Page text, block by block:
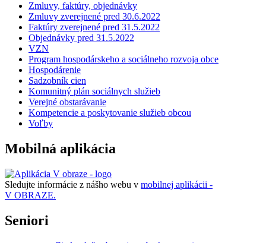
Zmluvy, faktúry, objednávky
Zmluvy zverejnené pred 30.6.2022
Faktúry zverejnené pred 31.5.2022
Objednávky pred 31.5.2022
VZN
Program hospodárskeho a sociálneho rozvoja obce
Hospodárenie
Sadzobník cien
Komunitný plán sociálnych služieb
Verejné obstarávanie
Kompetencie a poskytovanie služieb obcou
Voľby
Mobilná aplikácia
Sledujte informácie z nášho webu v mobilnej aplikácii -
V OBRAZE.
Seniori